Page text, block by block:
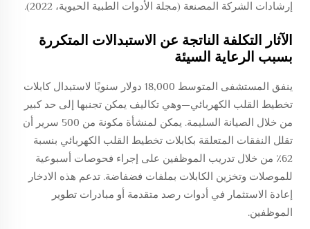
إرشادات الشركة المصنعة (مجلة الأدوات الطبية الحيوية، 2022).
الآثار التكلفة الناتجة عن الاستبدالات المتكررة
بسبب الرعاية السيئة
ينفق المستشفى المتوسط 18,000 دولار سنويًا لاستبدال كابلات
تخطيط القلب الكهربائي—وهي تكاليف يمكن تجنبها إلى حد كبير
من خلال الصيانة السليمة. يمكن لمنشأة مكونة من 500 سرير أن
تقلل النفقات المتعلقة بكابلات تخطيط القلب الكهربائي بنسبة
62٪ من خلال تدريب الموظفين على إجراء فحوصات أسبوعية
للموصلات وتخزين الكابلات بملفات فضفاضة. تدعم هذه الادخار
إعادة الاستثمار في أدوات رصد متقدمة أو مبادرات تطوير
الموظفين.